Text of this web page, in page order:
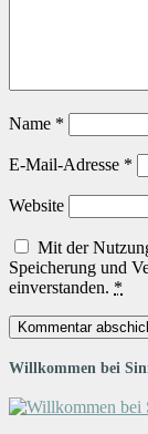
Name *
E-Mail-Adresse *
Website
Mit der
Speicherung und
einverstanden. *
Willkommen bei